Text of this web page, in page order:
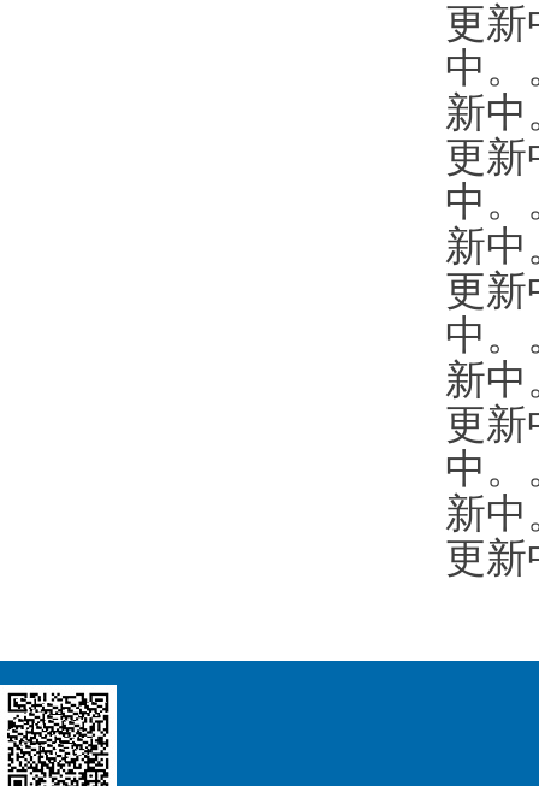
更新
中。
新中
更新
中。
新中
更新
中。
新中
更新
中。
新中
更新